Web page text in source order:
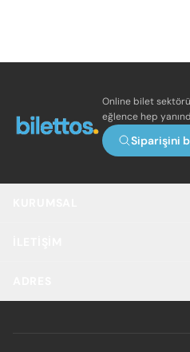
Online bilet
eğlence hep
Siparişini